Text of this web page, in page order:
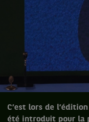
C’est lors de
été introduit pour la